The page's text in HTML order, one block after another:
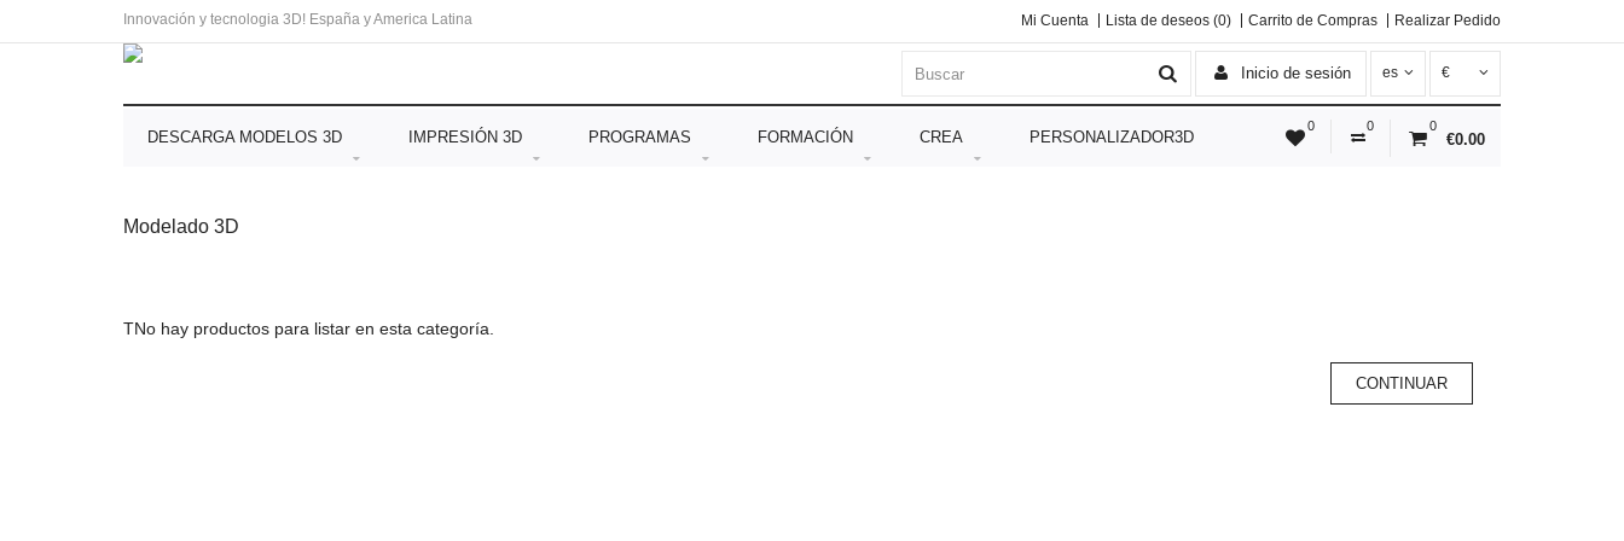
Innovación y tecnologia 3D! España y America Latina Mi Cuenta Lista de deseos (0) Carrito de Compras Realizar Pedido
Inicio de sesión es €
0 0 0
€0.00
DESCARGA MODELOS 3D IMPRESIÓN 3D PROGRAMAS FORMACIÓN CREA PERSONALIZADOR3D
Modelado 3D
TNo hay productos para listar en esta categoría.
CONTINUAR